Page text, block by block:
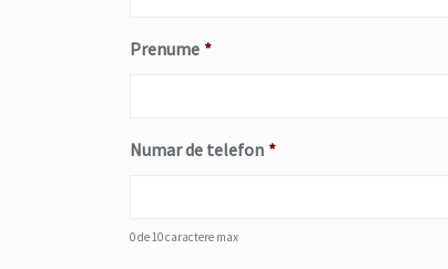
Prenume *
Numar de telefon *
0 de 10 caractere max